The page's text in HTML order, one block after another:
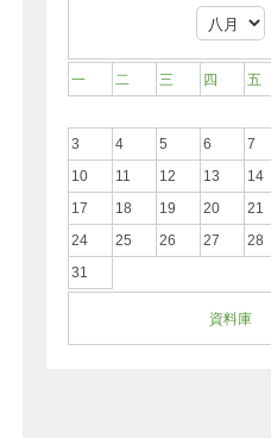
一 二 三 四 五
3
4 5 6 7
10
11 12 13 14
17
18 19 20 21
24
25 26 27 28
31
資料庫